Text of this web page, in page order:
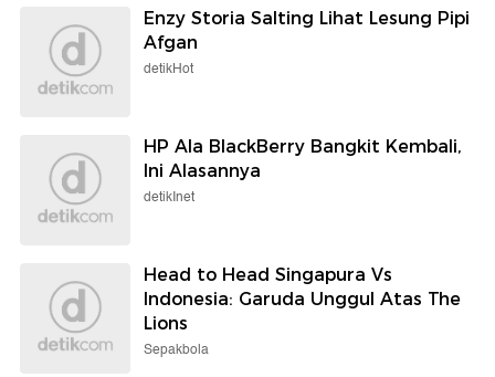
Enzy Storia Salting Lihat Lesung Pipi
Afgan
detikHot
HP Ala BlackBerry Bangkit Kembali,
Ini Alasannya
detikInet
Head to Head Singapura Vs
Indonesia: Garuda Unggul Atas The
Lions
Sepakbola